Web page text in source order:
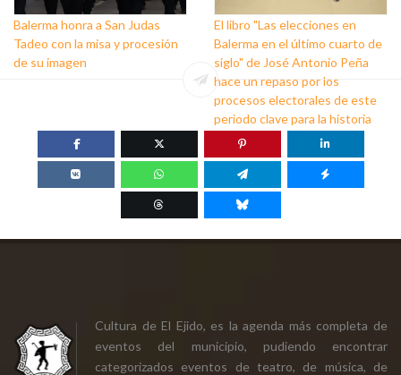
Balerma honra a San Judas
Tadeo con la misa y procesión
de su imagen
El libro "Las elecciones en
Balerma en el último cuarto de
siglo" de José Antonio Peña
hace un repaso por los
procesos electorales de este
periodo clave para la historia
Cultura de El Ejido, es la agenda más completa de
eventos del municipio, pudiendo encontrar
categorizados eventos de teatro, de música, de